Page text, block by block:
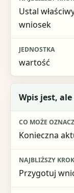
Ustal
wniosek
wartość
Wpis jest,
Konieczna
Przygotuj